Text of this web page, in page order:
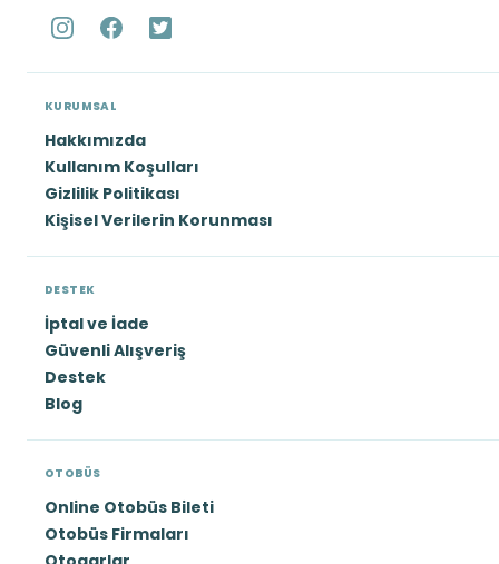
KURUMSAL
Hakkımızda
Kullanım Koşulları
Gizlilik Politikası
Kişisel Verilerin Korunması
DESTEK
İptal ve İade
Güvenli Alışveriş
Destek
Blog
OTOBÜS
Online Otobüs Bileti
Otobüs Firmaları